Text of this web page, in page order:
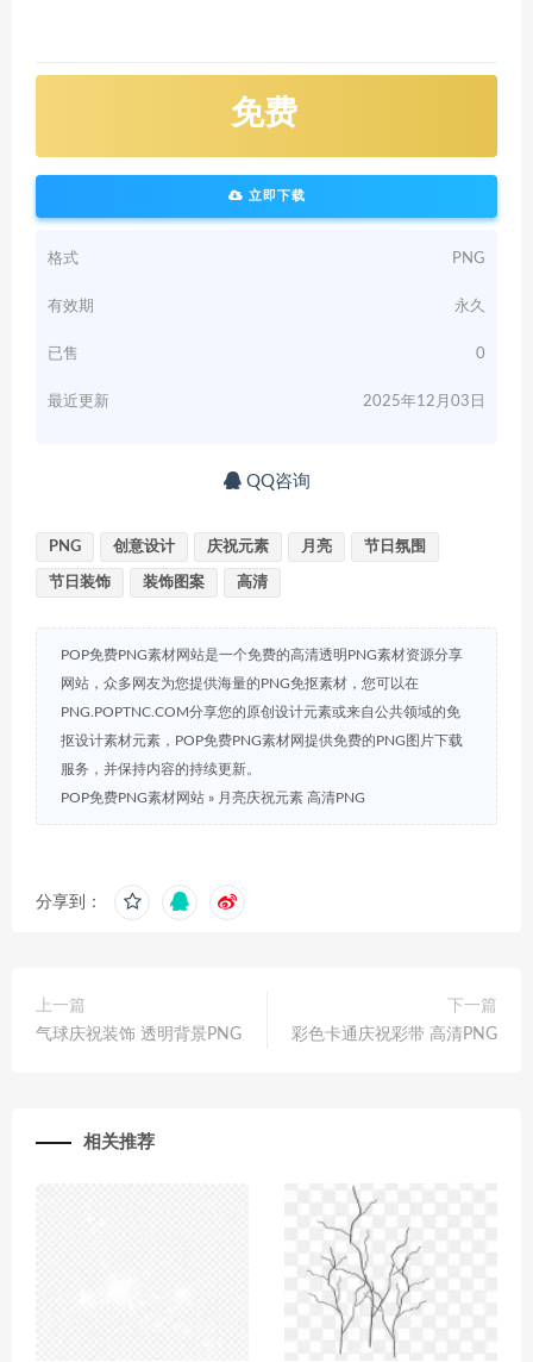
免费
立即下载
格式 PNG
有效期 永久
已售 0
最近更新 2025年12月03日
QQ咨询
PNG 创意设计 庆祝元素 月亮 节日氛围
节日装饰 装饰图案 高清
POP免费PNG素材网站是一个免费的高清透明PNG素材资源分享
网站，众多网友为您提供海量的PNG免抠素材，您可以在
PNG.POPTNC.COM分享您的原创设计元素或来自公共领域的免
抠设计素材元素，POP免费PNG素材网提供免费的PNG图片下载
服务，并保持内容的持续更新。
POP免费PNG素材网站 » 月亮庆祝元素 高清PNG
分享到：
上一篇
气球庆祝装饰 透明背景PNG
下一篇
彩色卡通庆祝彩带 高清PNG
相关推荐